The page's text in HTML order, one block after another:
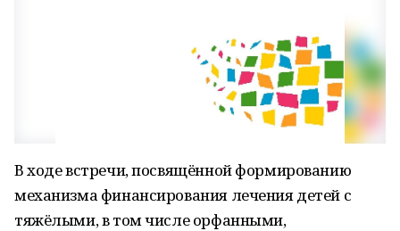
В ходе встречи, посвящённой формированию
механизма финансирования лечения детей с
тяжёлыми, в том числе орфанными,